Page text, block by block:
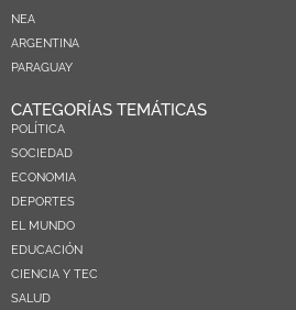
NEA
ARGENTINA
PARAGUAY
CATEGORÍAS TEMÁTICAS
POLÍTICA
SOCIEDAD
ECONOMIA
DEPORTES
EL MUNDO
EDUCACIÓN
CIENCIA Y TEC
SALUD